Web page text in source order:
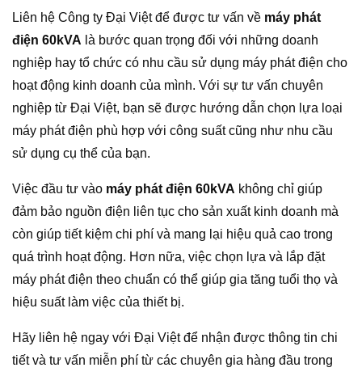
Liên hệ Công ty Đại Việt để được tư vấn về máy phát
điện 60kVA là bước quan trọng đối với những doanh
nghiệp hay tổ chức có nhu cầu sử dụng máy phát điện cho
hoạt động kinh doanh của mình. Với sự tư vấn chuyên
nghiệp từ Đại Việt, bạn sẽ được hướng dẫn chọn lựa loại
máy phát điện phù hợp với công suất cũng như nhu cầu
sử dụng cụ thể của bạn.
Việc đầu tư vào máy phát điện 60kVA không chỉ giúp
đảm bảo nguồn điện liên tục cho sản xuất kinh doanh mà
còn giúp tiết kiệm chi phí và mang lại hiệu quả cao trong
quá trình hoạt động. Hơn nữa, việc chọn lựa và lắp đặt
máy phát điện theo chuẩn có thể giúp gia tăng tuổi thọ và
hiệu suất làm việc của thiết bị.
Hãy liên hệ ngay với Đại Việt để nhận được thông tin chi
tiết và tư vấn miễn phí từ các chuyên gia hàng đầu trong